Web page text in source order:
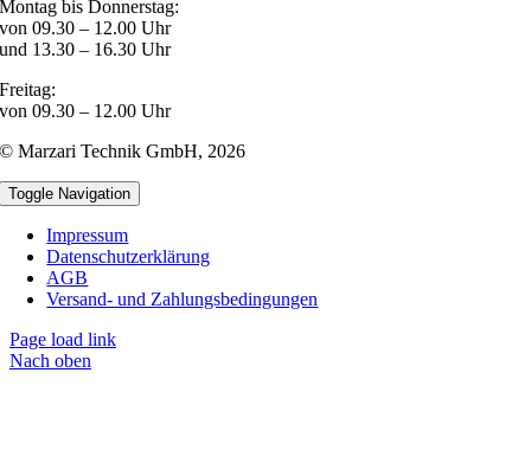
Montag bis Donnerstag:
von 09.30 – 12.00 Uhr
und 13.30 – 16.30 Uhr
Freitag:
von 09.30 – 12.00 Uhr
© Marzari Technik GmbH, 2026
Toggle Navigation
Impressum
Datenschutzerklärung
AGB
Versand- und Zahlungsbedingungen
Page load link
Nach oben